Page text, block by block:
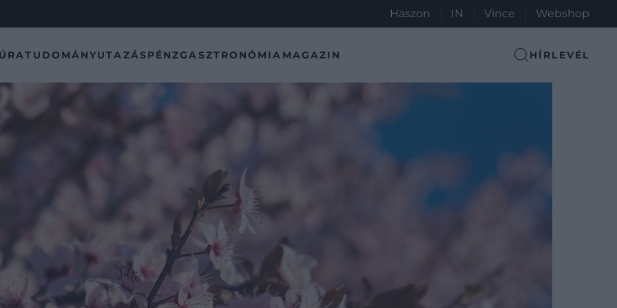
Haszon IN Vince Webshop
TUDOMÁNYUTAZÁSPÉNZGASZTRONÓMIA MAGAZIN HÍRLEVÉL